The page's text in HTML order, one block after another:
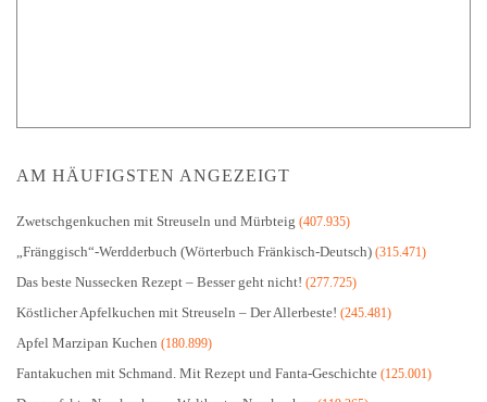
AM HÄUFIGSTEN ANGEZEIGT
Zwetschgenkuchen mit Streuseln und Mürbteig (407.935)
„Fränggisch“-Werdderbuch (Wörterbuch Fränkisch-Deutsch) (315.471)
Das beste Nussecken Rezept – Besser geht nicht! (277.725)
Köstlicher Apfelkuchen mit Streuseln – Der Allerbeste! (245.481)
Apfel Marzipan Kuchen (180.899)
Fantakuchen mit Schmand. Mit Rezept und Fanta-Geschichte (125.001)